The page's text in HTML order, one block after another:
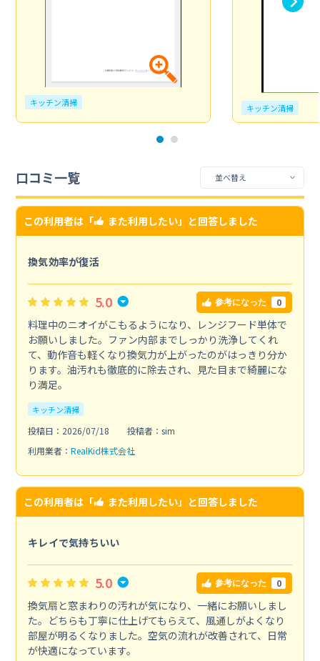
キッチン清掃 キッチン清掃
口コミ一覧
この利用者は「 また利用したい」と回答しました
換気効率が復活
5.0 参考になった 0
料理中のニオイがこもるようになり、レンジフード単体で
お願いしました。ファン内部までしっかり洗浄してくれ
て、動作音も軽くなり換気力が上がったのがはっきり分か
ります。油汚れも徹底的に除去され、見た目まで綺麗にな
り満足。
キッチン清掃
投稿日：2026/07/18
投稿者：sim
利用業者： RealKid株式会社
この利用者は「 また利用したい」と回答しました
キレイで気持ちいい
5.0 参考になった 0
換気扇と窓まわりの汚れが気になり、一緒にお願いしまし
た。どちらも丁寧に仕上げてもらえて、風通しがよくなり
部屋が明るくなりました。空気の流れが改善されて、日常
が快適になっています。